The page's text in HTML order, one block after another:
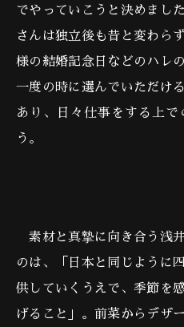
でやっていこうと決めまし
さんは独立後も昔と変わら
様の結婚記念日などのハレ
一度の時に選んでいただけ
あり、日々仕事をする上
う。
素材と真摯に向き合う浅
のは、「日本と同じように
供していくうえで、季節を
げること」。前菜からデザ